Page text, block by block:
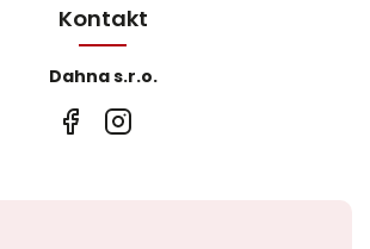
Kontakt
Dahna s.r.o.